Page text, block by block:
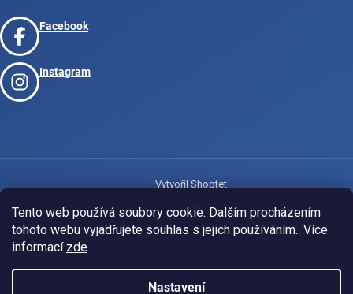
Tento web používá soubory cookie. Dalším procházením
tohoto webu vyjadřujete souhlas s jejich používáním.. Více
informací zde.
Nastavení
Facebook
Instagram
Vytvořil Shoptet
Copyright 2026www.josport.cz. Všechna práva vyhrazena.